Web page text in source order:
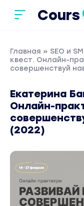
Cours
Главная » SEO и
квест. Онлайн-
совершенствуй
Екатерина
Онлайн-
(2022)